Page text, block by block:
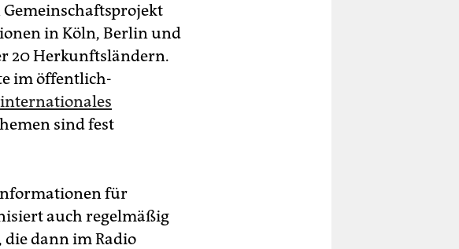
in Köln, Berlin und
20 Herkunftsländern.
im öffentlich-
sind fest
Informationen für
auch regelmäßig
dann im Radio